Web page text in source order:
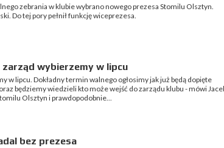
zebrania w klubie wybrano nowego prezesa Stomilu Olsztyn.
Do tej pory pełnił funkcję wiceprezesa.
zarząd wybierzemy w lipcu
w lipcu. Dokładny termin walnego ogłosimy jak już będą dopięte
będziemy wiedzieli kto może wejść do zarządu klubu - mówi
Olsztyn i prawdopodobnie...
bez prezesa